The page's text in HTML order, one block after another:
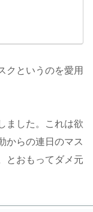
クというのを愛用
ました。これは欲
からの連日のマス
とおもってダメ元